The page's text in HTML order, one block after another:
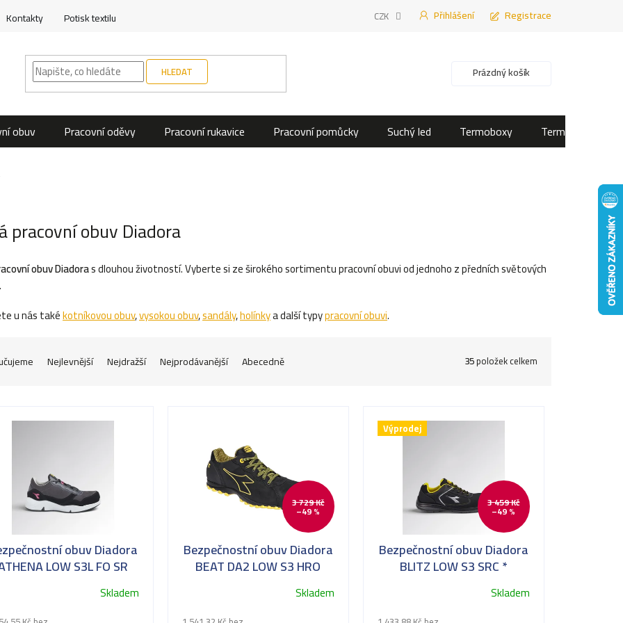
Kontakty Potisk textilu CZK Přihlášení Registrace
HLEDAT Nákupní košík
Prázdný košík
obuv Pracovní oděvy Pracovní rukavice Pracovní pomůcky Suchý led Termoboxy Termotašky
pracovní obuv Diadora
obuv Diadoras dlouhou životností. Vyberte si ze širokého sortimentu pracovní obuvi od jednoho z předních světových
u nás takékotníkovou obuv,vysokou obuv,sandály,holínkya další typypracovní obuvi.
Nejlevnější Nejdražší Nejprodávanější Abecedně 35položek celkem
obuv Diadora
LOW S3L FO SR
Skladem
3 729 Kč
–49 %
Bezpečnostní obuv Diadora
BEAT DA2 LOW S3 HRO
Skladem
Výprodej
3 459 Kč
–49 %
Bezpečnostní obuv Diadora
BLITZ LOW S3 SRC *
Skladem